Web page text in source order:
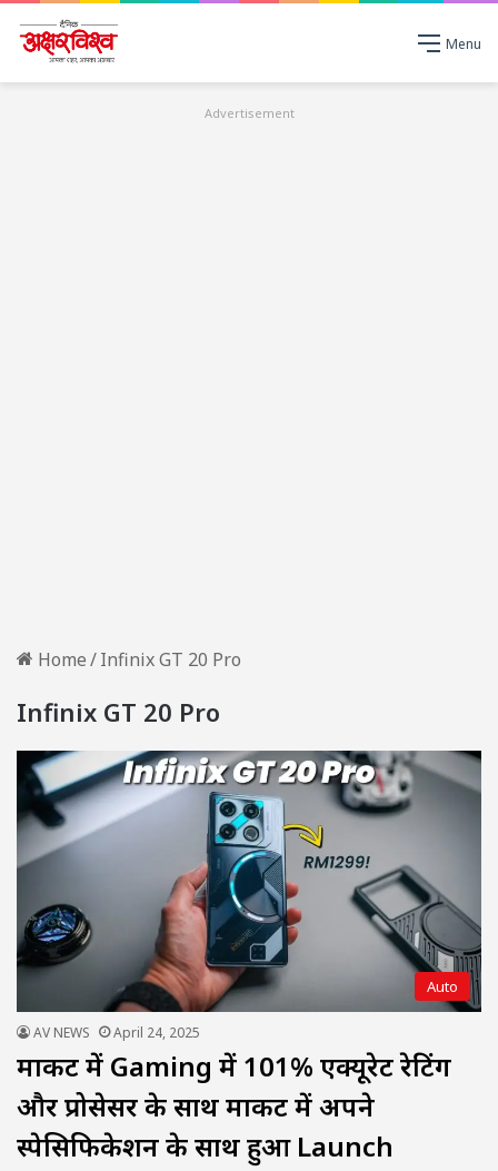
Menu
Advertisement
Home/Infinix GT 20 Pro
Infinix GT 20 Pro
Auto
AV NEWS April 24, 2025
मार्केट में Gaming में 101% एक्यूरेट रेटिंग
और प्रोसेसर के साथ मार्केट में अपने
स्पेसिफिकेशन के साथ हुआ Launch